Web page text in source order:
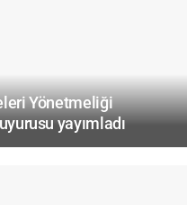
Yönetmeliği
yayımladı